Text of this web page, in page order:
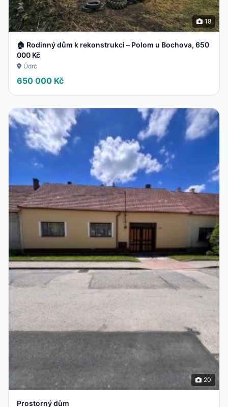
18
🏠 Rodinný dům k rekonstrukci – Polom u Bochova, 650
000 Kč
Údrč
650 000 Kč
20
Prostorný dům